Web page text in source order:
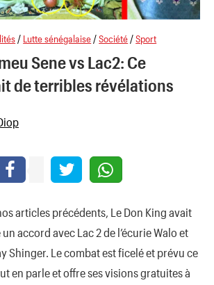
/ Lutte sénégalaise /Société /Sport
Sene vs Lac2: Ce
de terribles révélations
articles précédents, Le Don King avait
accord avec Lac 2 de l’écurie Walo et
Shinger. Le combat est ficelé et prévu ce
en parle et offre ses visions gratuites à